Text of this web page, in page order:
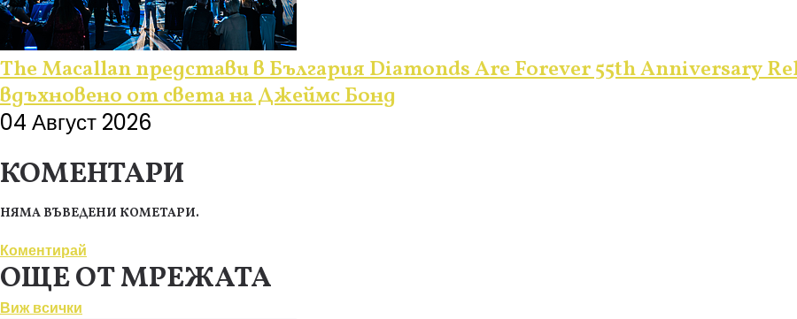
The Macallan представи в България Diamonds Are Forever 55th Anniversary
вдъхновено от света на Джеймс Бонд
04 Август 2026
КОМЕНТАРИ
НЯМА ВЪВЕДЕНИ КОМЕТАРИ.
Коментирай
ОЩЕ ОТ МРЕЖАТА
Виж всички